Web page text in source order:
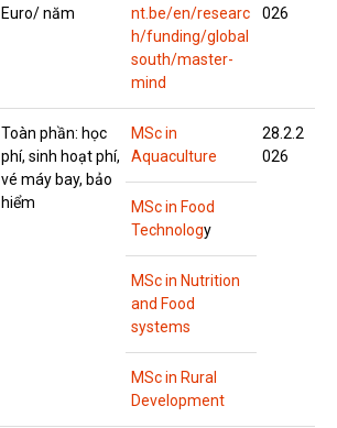
Euro/ năm
nt.be/en/researc
h/funding/global
south/master-
mind
026
Toàn phần: học
phí, sinh hoạt phí,
vé máy bay, bảo
hiểm
MSc in
Aquaculture
28.2.2
026
MSc in Food
Technology
MSc in Nutrition
and Food
systems
MSc in Rural
Development